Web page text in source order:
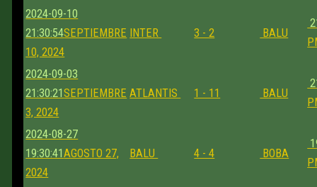
2024-09-10
21:30:54SEPTIEMBRE
10, 2024
INTER 3 - 2 BALU
2024-09-03
21:30:21SEPTIEMBRE
3, 2024
ATLANTIS 1 - 11 BALU
2024-08-27
19:30:41AGOSTO 27,
2024
BALU 4 - 4 BOBA